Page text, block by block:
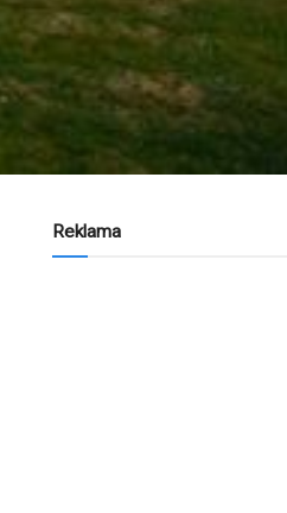
Reklama